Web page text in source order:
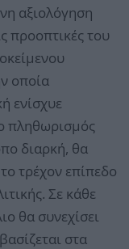
αξιολόγηση
προοπτικές του
οποία
ενίσχυε
πληθωρισμός
διαρκή, θα
τρέχον επίπεδο
Σε κάθε
θα συνεχίσει
στα